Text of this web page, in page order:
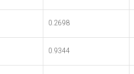
0.2698
0.9344